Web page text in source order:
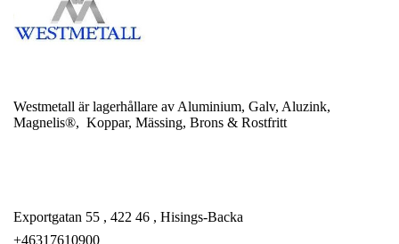
Westmetall är lagerhållare av Aluminium, Galv, Aluzink,
Magnelis®, Koppar, Mässing, Brons & Rostfritt
Exportgatan 55 , 422 46 , Hisings-Backa
+46317610900